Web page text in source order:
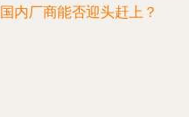
国内厂商能否迎头赶上？